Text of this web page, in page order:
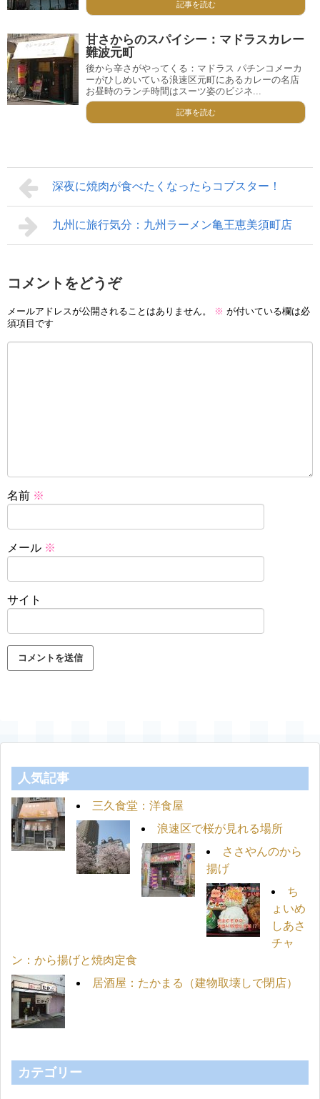
記事を読む
甘さからのスパイシー：マドラスカレー
難波元町
後から辛さがやってくる：マドラス パチンコメーカ
ーがひしめいている浪速区元町にあるカレーの名店
お昼時のランチ時間はスーツ姿のビジネ...
記事を読む
深夜に焼肉が食べたくなったらコブスター！
九州に旅行気分：九州ラーメン亀王恵美須町店
コメントをどうぞ
メールアドレスが公開されることはありません。 ※ が付いている欄は必
須項目です
名前 ※
メール ※
サイト
人気記事
三久食堂：洋食屋
浪速区で桜が見れる場所
ささやんのから
揚げ
ち
ょいめ
しあさ
チャ
ン：から揚げと焼肉定食
居酒屋：たかまる（建物取壊しで閉店）
カテゴリー